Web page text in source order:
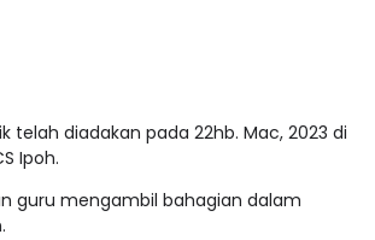
telah diadakan pada 22hb. Mac, 2023 di
Ipoh.
guru mengambil bahagian dalam